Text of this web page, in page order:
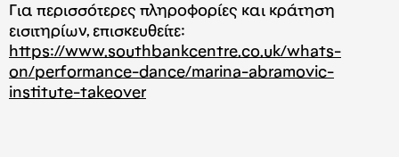
Για περισσότερες πληροφορίες και κράτηση
εισιτηρίων, επισκευθείτε:
https://www.southbankcentre.co.uk/whats-
on/performance-dance/marina-abramovic-
institute-takeover